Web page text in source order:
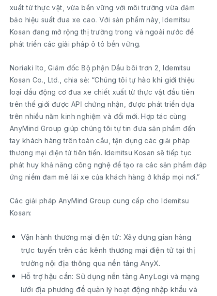
xuất từ thực vật, vừa bền vững với môi trường vừa đảm
bảo hiệu suất đua xe cao. Với sản phẩm này, Idemitsu
Kosan đang mở rộng thị trường trong và ngoài nước để
phát triển các giải pháp ô tô bền vững.
Noriaki Ito, Giám đốc Bộ phận Dầu bôi trơn 2, Idemitsu
Kosan Co., Ltd., chia sẻ: “Chúng tôi tự hào khi giới thiệu
loại dầu động cơ đua xe chiết xuất từ thực vật đầu tiên
trên thế giới được API chứng nhận, được phát triển dựa
trên nhiều năm kinh nghiệm và đổi mới. Hợp tác cùng
AnyMind Group giúp chúng tôi tự tin đưa sản phẩm đến
tay khách hàng trên toàn cầu, tận dụng các giải pháp
thương mại điện tử tiên tiến. Idemitsu Kosan sẽ tiếp tục
phát huy khả năng công nghệ để tạo ra các sản phẩm đáp
ứng niềm đam mê lái xe của khách hàng ở khắp mọi nơi.”
Các giải pháp AnyMind Group cung cấp cho Idemitsu
Kosan:
Vận hành thương mại điện tử: Xây dựng gian hàng
trực tuyến trên các kênh thương mại điện tử tại thị
trường nội địa thông qua nền tảng AnyX.
Hỗ trợ hậu cần: Sử dụng nền tảng AnyLogi và mạng
lưới địa phương để quản lý hoạt động nhập khẩu và